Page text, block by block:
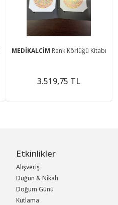
MEDİKALCİM Renk Körlüğü Kitabı
3.519,75 TL
Etkinlikler
Alışveriş
Düğün & Nikah
Doğum Günü
Kutlama